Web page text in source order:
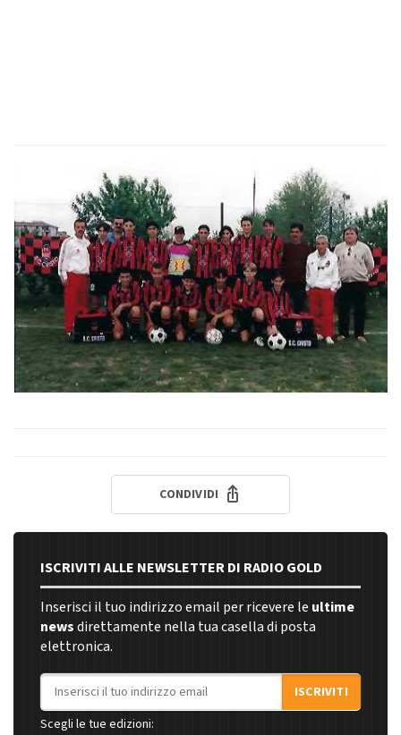
CONDIVIDI
ISCRIVITI ALLE NEWSLETTER DI RADIO GOLD
Inserisci il tuo indirizzo email per ricevere le ultime
newsdirettamente nella tua casella di posta
elettronica.
Indirizzo email
ISCRIVITI
Scegli le tue edizioni: